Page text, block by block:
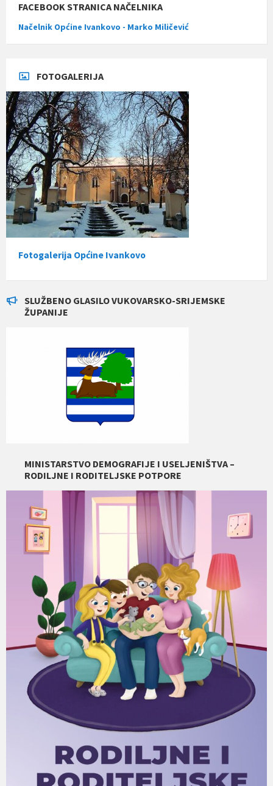
FACEBOOK STRANICA NAČELNIKA
Načelnik Općine Ivankovo - Marko Miličević
FOTOGALERIJA
Fotogalerija Općine Ivankovo
SLUŽBENO GLASILO VUKOVARSKO-SRIJEMSKE
ŽUPANIJE
MINISTARSTVO DEMOGRAFIJE I USELJENIŠTVA –
RODILJNE I RODITELJSKE POTPORE